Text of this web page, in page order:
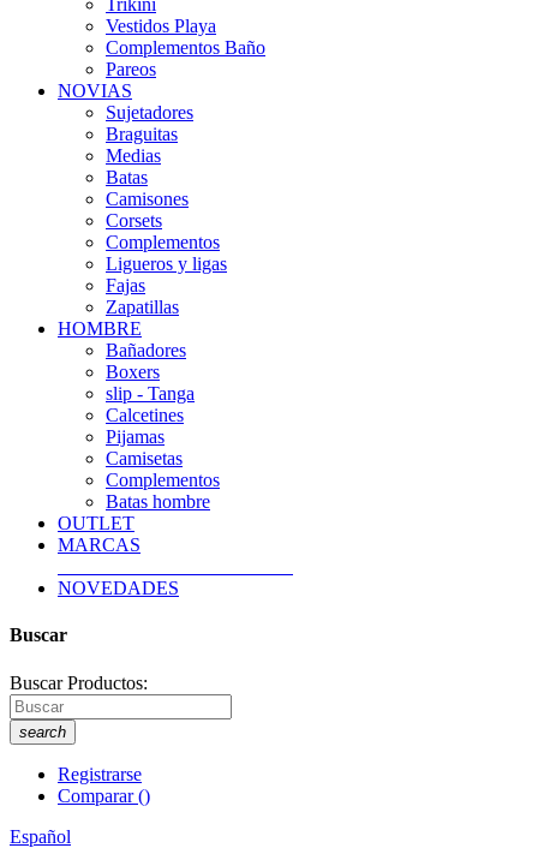
Trikini
Vestidos Playa
Complementos Baño
Pareos
NOVIAS
Sujetadores
Braguitas
Medias
Batas
Camisones
Corsets
Complementos
Ligueros y ligas
Fajas
Zapatillas
HOMBRE
Bañadores
Boxers
slip - Tanga
Calcetines
Pijamas
Camisetas
Complementos
Batas hombre
OUTLET
MARCAS
NOVEDADES
Buscar
Buscar Productos:
search
Registrarse
Comparar()
Español